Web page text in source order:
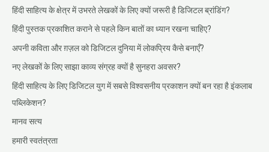
हिंदी साहित्य के क्षेत्र में उभरते लेखकों के लिए क्यों जरूरी है डिजिटल ब्रांडिंग?
हिंदी पुस्तक प्रकाशित कराने से पहले किन बातों का ध्यान रखना चाहिए?
अपनी कविता और ग़ज़ल को डिजिटल दुनिया में लोकप्रिय कैसे बनाएँ?
नए लेखकों के लिए साझा काव्य संग्रह क्यों है सुनहरा अवसर?
हिंदी साहित्य के लिए डिजिटल युग में सबसे विश्वसनीय प्रकाशन क्यों बन रहा है इंकलाब
पब्लिकेशन?
मानव सत्य
हमारी स्वतंत्रता